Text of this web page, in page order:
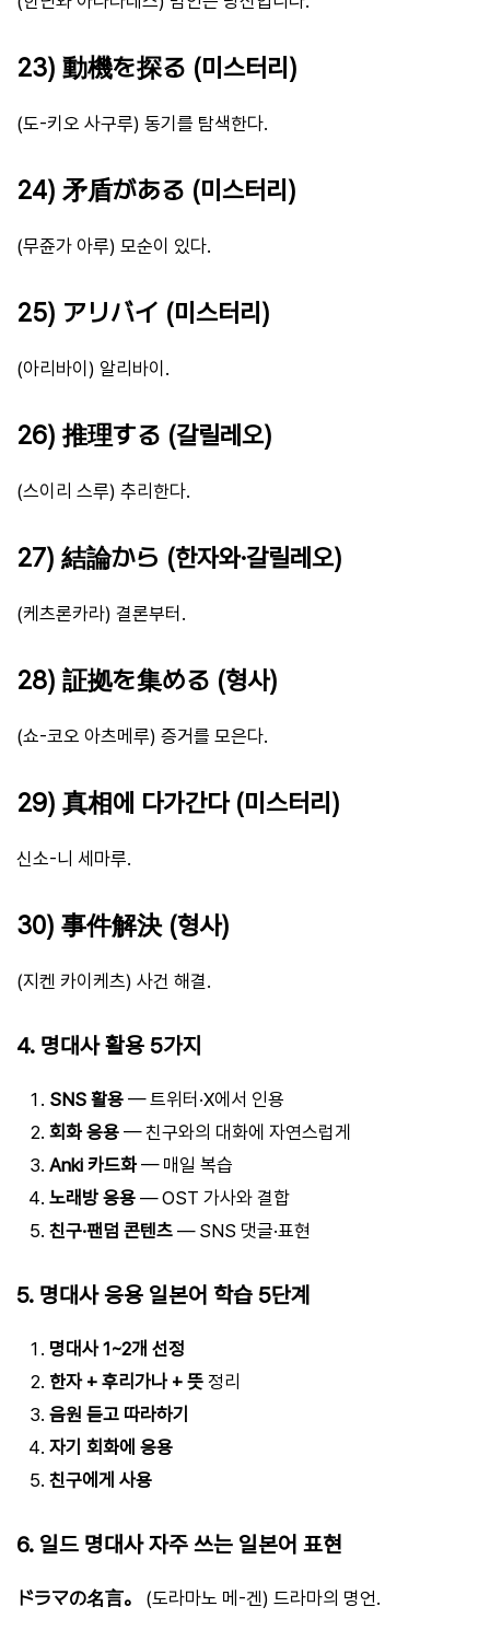
23) 動機を探る (미스터리)
(도-키오 사구루) 동기를 탐색한다.
24) 矛盾がある (미스터리)
(무쥰가 아루) 모순이 있다.
25) アリバイ (미스터리)
(아리바이) 알리바이.
26) 推理する (갈릴레오)
(스이리 스루) 추리한다.
27) 結論から (한자와·갈릴레오)
(케츠론카라) 결론부터.
28) 証拠を集める (형사)
(쇼-코오 아츠메루) 증거를 모은다.
29) 真相에 다가간다 (미스터리)
신소-니 세마루.
30) 事件解決 (형사)
(지켄 카이케츠) 사건 해결.
4. 명대사 활용 5가지
SNS 활용 — 트위터·X에서 인용
회화 응용 — 친구와의 대화에 자연스럽게
Anki 카드화 — 매일 복습
노래방 응용 — OST 가사와 결합
친구·팬덤 콘텐츠 — SNS 댓글·표현
5. 명대사 응용 일본어 학습 5단계
명대사 1~2개 선정
한자 + 후리가나 + 뜻 정리
음원 듣고 따라하기
자기 회화에 응용
친구에게 사용
6. 일드 명대사 자주 쓰는 일본어 표현
ドラマの名言。 (도라마노 메-겐) 드라마의 명언.